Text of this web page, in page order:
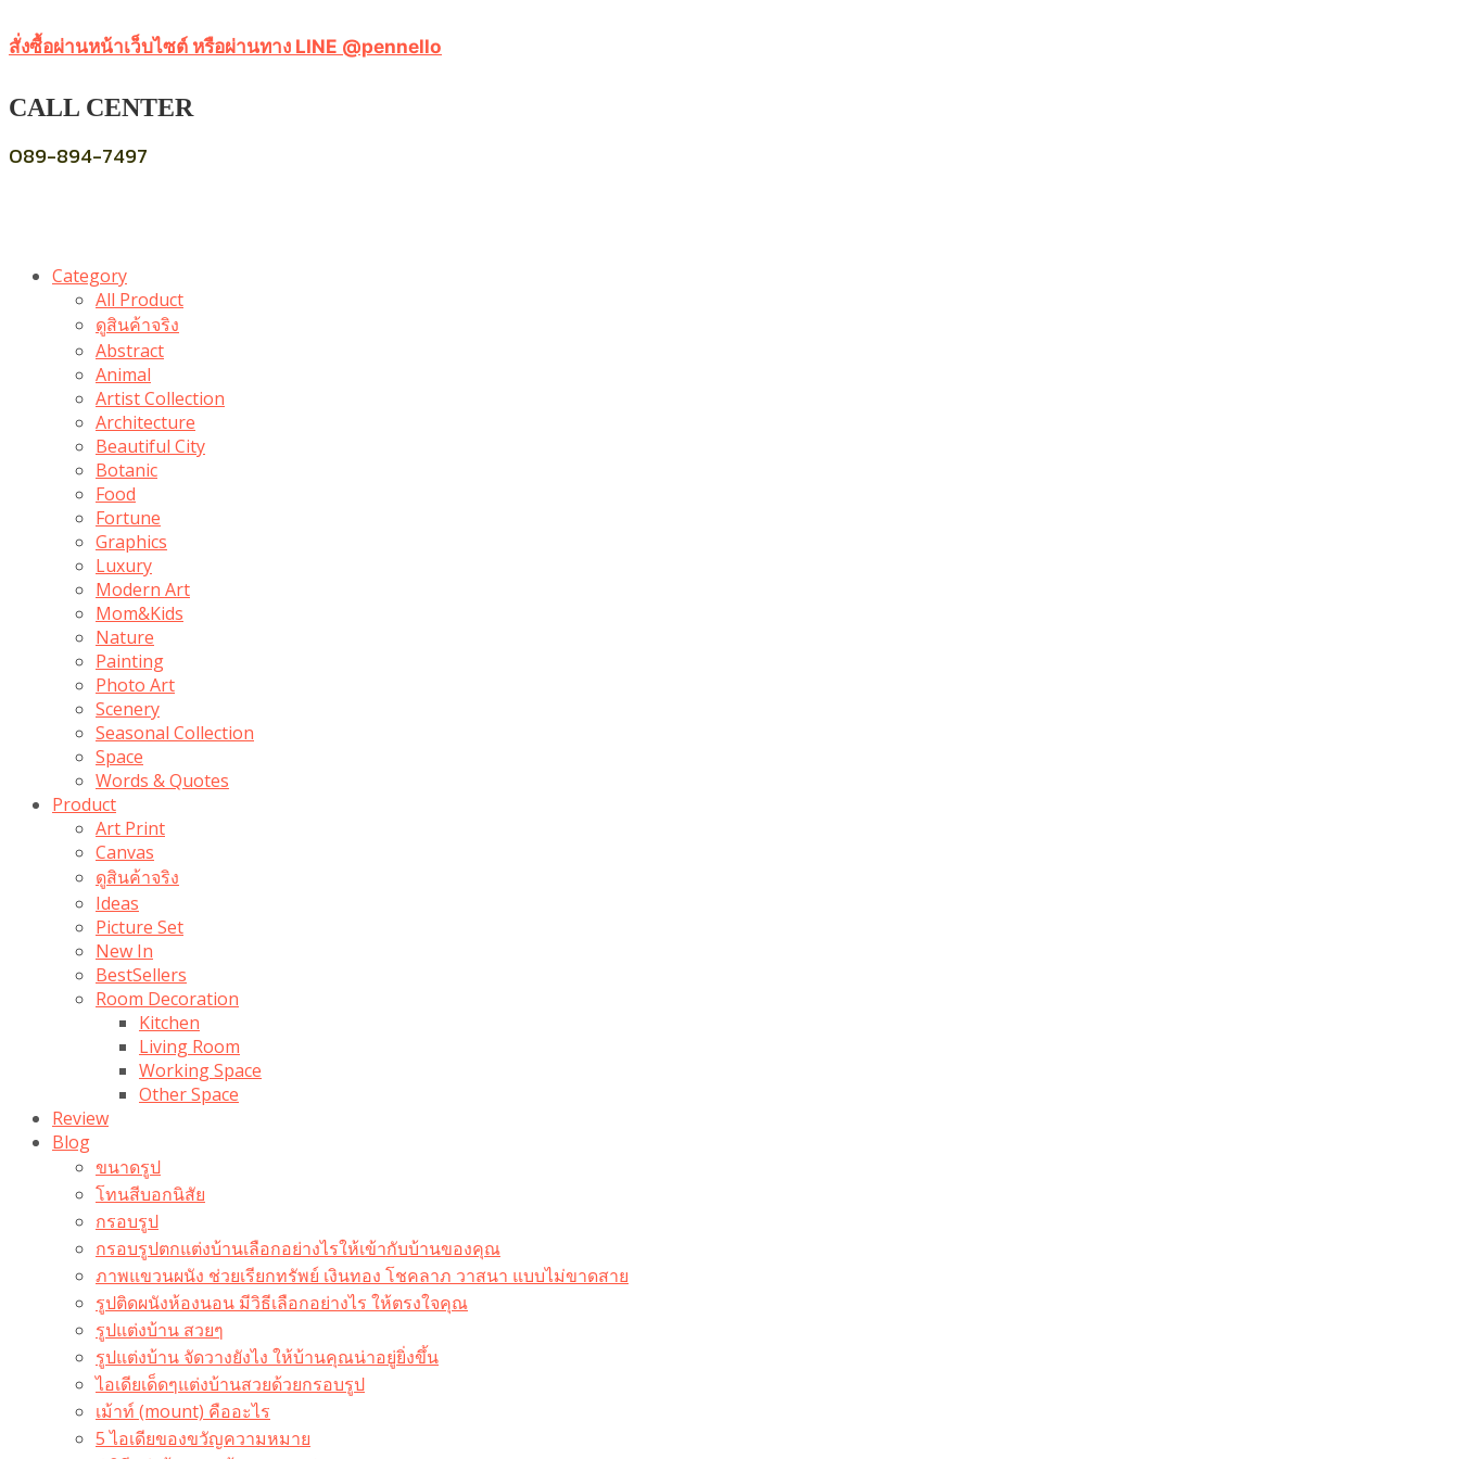
สั่งซื้อผ่านหน้าเว็บไซต์ หรือผ่านทาง LINE @pennello
CALL CENTER
089-894-7497
Category
All Product
ดูสินค้าจริง
Abstract
Animal
Artist Collection
Architecture
Beautiful City
Botanic
Food
Fortune
Graphics
Luxury
Modern Art
Mom&Kids
Nature
Painting
Photo Art
Scenery
Seasonal Collection
Space
Words & Quotes
Product
Art Print
Canvas
ดูสินค้าจริง
Ideas
Picture Set
New In
BestSellers
Room Decoration
Kitchen
Living Room
Working Space
Other Space
Review
Blog
ขนาดรูป
โทนสีบอกนิสัย
กรอบรูป
กรอบรูปตกแต่งบ้านเลือกอย่างไรให้เข้ากับบ้านของคุณ
ภาพแขวนผนัง ช่วยเรียกทรัพย์ เงินทอง โชคลาภ วาสนา แบบไม่ขาดสาย
รูปติดผนังห้องนอน มีวิธีเลือกอย่างไร ให้ตรงใจคุณ
รูปแต่งบ้าน สวยๆ
รูปแต่งบ้าน จัดวางยังไง ให้บ้านคุณน่าอยู่ยิ่งขึ้น
ไอเดียเด็ดๆแต่งบ้านสวยด้วยกรอบรูป
เม้าท์ (mount) คืออะไร​
5 ไอเดียของขวัญความหมาย